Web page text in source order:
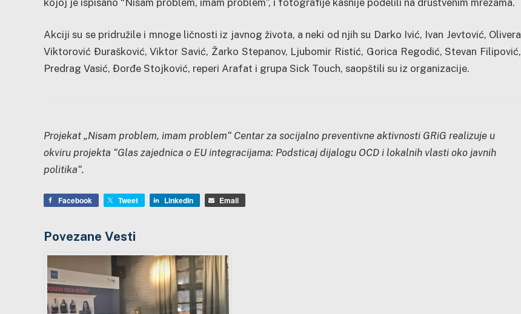
Akciji su se pridružile i mnoge ličnosti iz javnog života, a neki od njih su Darko Ivić, Ivan Jevtović, Olivera
Viktorović Đurašković, Viktor Savić, Žarko Stepanov, Ljubomir Ristić, Gorica Regodić, Stevan Filipović,
Predrag Vasić, Đorđe Stojković, reperi Arafat i grupa Sick Touch, saopštili su iz organizacije.
Projekat „Nisam problem, imam problem“ Centar za socijalno preventivne aktivnosti GRiG realizuje u
okviru projekta “Glas zajednica o EU integracijama: Podsticaj dijalogu OCD i lokalnih vlasti oko javnih
politika“.
Facebook Tweet LinkedIn Email
Povezane Vesti